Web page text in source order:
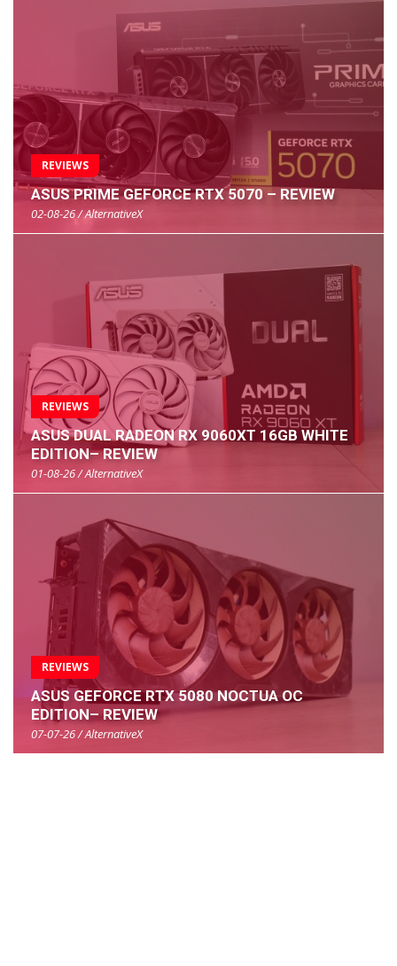
REVIEWS
ASUS PRIME GEFORCE RTX 5070 – REVIEW
02-08-26 / AlternativeX
REVIEWS
ASUS DUAL RADEON RX 9060XT 16GB WHITE
EDITION– REVIEW
01-08-26 / AlternativeX
REVIEWS
ASUS GEFORCE RTX 5080 NOCTUA OC
EDITION– REVIEW
07-07-26 / AlternativeX